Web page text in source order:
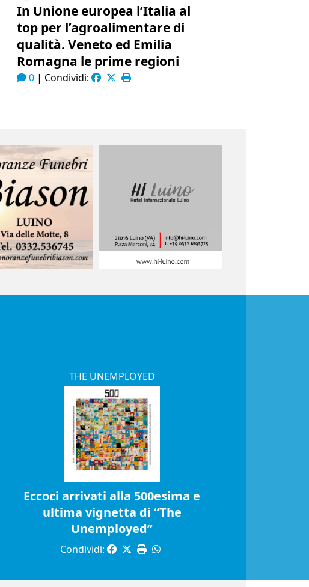
In Unione europea l’Italia al
top per l’agroalimentare di
qualità. Veneto ed Emilia
Romagna le prime regioni
0| Condividi:
THE UNEMPLOYED
Eccoci arrivati alla 500esima e
ultima vignetta di “The
Unemployed”
Condividi: